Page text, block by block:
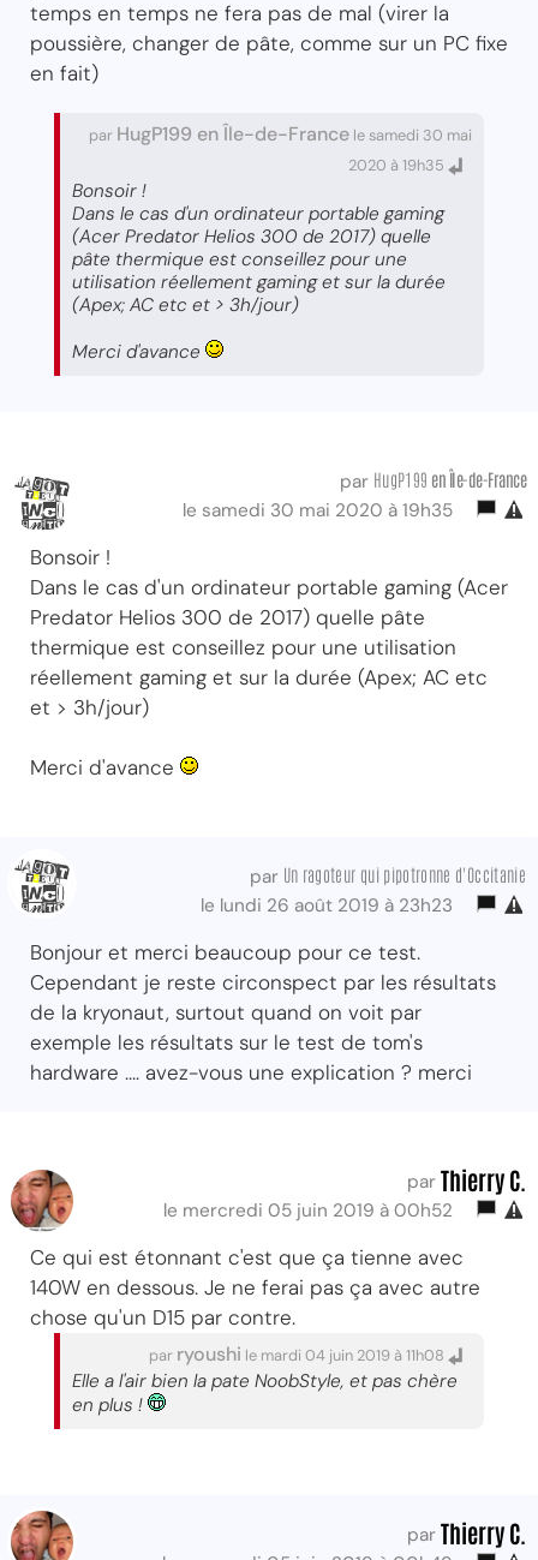
temps en temps ne fera pas de mal (virer la
poussière, changer de pâte, comme sur un PC fixe
en fait)
par HugP199 en Île-de-France le samedi 30 mai
2020 à 19h35
Bonsoir !
Dans le cas d'un ordinateur portable gaming
(Acer Predator Helios 300 de 2017) quelle
pâte thermique est conseillez pour une
utilisation réellement gaming et sur la durée
(Apex; AC etc et > 3h/jour)
Merci d'avance
par HugP199 en Île-de-France
le samedi 30 mai 2020 à 19h35
Bonsoir !
Dans le cas d'un ordinateur portable gaming (Acer
Predator Helios 300 de 2017) quelle pâte
thermique est conseillez pour une utilisation
réellement gaming et sur la durée (Apex; AC etc
et > 3h/jour)
Merci d'avance
par Un ragoteur qui pipotronne d'Occitanie
le lundi 26 août 2019 à 23h23
Bonjour et merci beaucoup pour ce test.
Cependant je reste circonspect par les résultats
de la kryonaut, surtout quand on voit par
exemple les résultats sur le test de tom's
hardware .... avez-vous une explication ? merci
par Thierry C.
le mercredi 05 juin 2019 à 00h52
Ce qui est étonnant c'est que ça tienne avec
140W en dessous. Je ne ferai pas ça avec autre
chose qu'un D15 par contre.
par ryoushi le mardi 04 juin 2019 à 11h08
Elle a l'air bien la pate NoobStyle, et pas chère
en plus !
par Thierry C.